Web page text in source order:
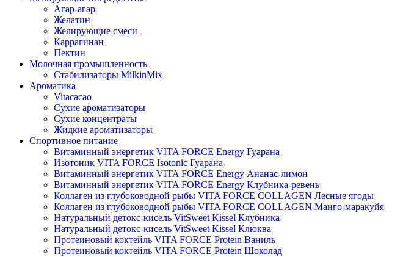
Агар-агар
Желатин
Желирующие смеси
Каррагинан
Пектин
Молочная промышленность
Стабилизаторы MilkinMix
Ароматика
Vitacacao
Сухие ароматизаторы
Сухие концентраты
Жидкие ароматизаторы
Спортивное питание
Витаминный энергетик VITA FORCE Energy Гуарана
Изотоник VITA FORCE Isotonic Гуарана
Витаминный энергетик VITA FORCE Energy Ананас-лимон
Витаминный энергетик VITA FORCE Energy Клубника-ревень
Коллаген из глубоководной рыбы VITA FORCE COLLAGEN Лесные ягоды
Коллаген из глубоководной рыбы VITA FORCE COLLAGEN Манго-маракуйя
Натуральный детокс-кисель VitSweet Kissel Клубника
Натуральный детокс-кисель VitSweet Kissel Клюква
Протеиновый коктейль VITA FORCE Protein Ваниль
Протеиновый коктейль VITA FORCE Protein Шоколад